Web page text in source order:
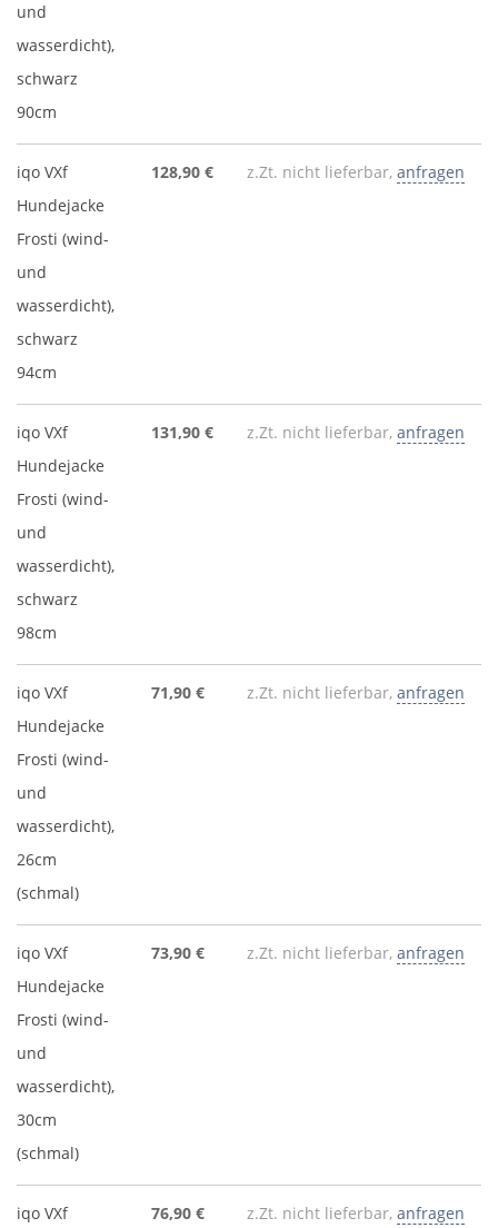
und
wasserdicht),
schwarz
90cm
iqo VXf
Hundejacke
Frosti (wind-
und
wasserdicht),
schwarz
94cm
128,90 € z.Zt. nicht lieferbar, anfragen
iqo VXf
Hundejacke
Frosti (wind-
und
wasserdicht),
schwarz
98cm
131,90 € z.Zt. nicht lieferbar, anfragen
iqo VXf
Hundejacke
Frosti (wind-
und
wasserdicht),
26cm
(schmal)
71,90 € z.Zt. nicht lieferbar, anfragen
iqo VXf
Hundejacke
Frosti (wind-
und
wasserdicht),
30cm
(schmal)
73,90 € z.Zt. nicht lieferbar, anfragen
iqo VXf
76,90 € z.Zt. nicht lieferbar, anfragen